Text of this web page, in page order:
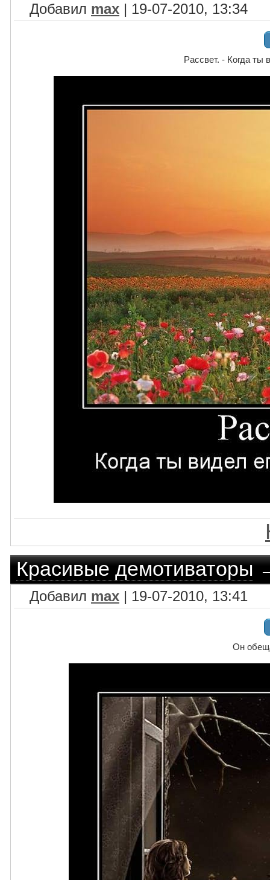
Добавил max | 19-07-2010, 13:34
Рассвет. - Когда ты
Красивые демотиваторы
Добавил max | 19-07-2010, 13:41
Он